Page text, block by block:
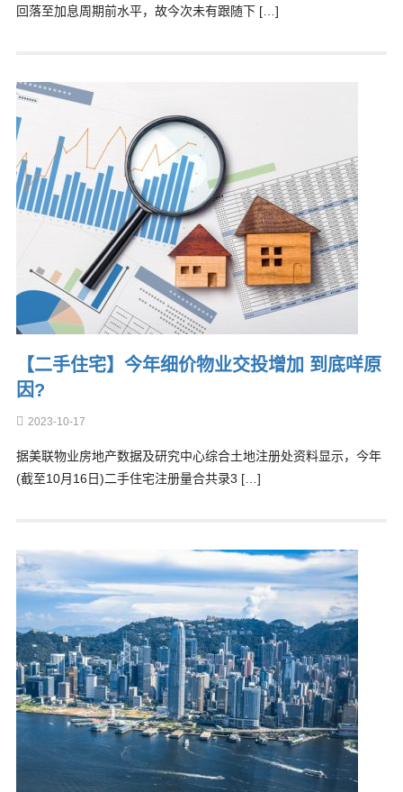
回落至加息周期前水平，故今次未有跟随下 […]
【二手住宅】今年细价物业交投增加 到底咩原
因?
2023-10-17
据美联物业房地产数据及研究中心综合土地注册处资料显示，今年
(截至10月16日)二手住宅注册量合共录3 […]